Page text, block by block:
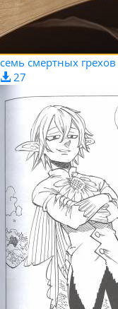
семь смертных грехов
27